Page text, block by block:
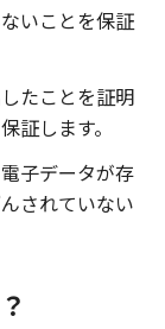
いことを保証
たことを証明
証します。
子データが存
されていない